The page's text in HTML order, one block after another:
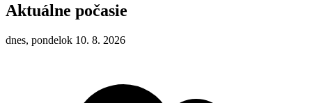
Aktuálne počasie
dnes, pondelok 10. 8. 2026